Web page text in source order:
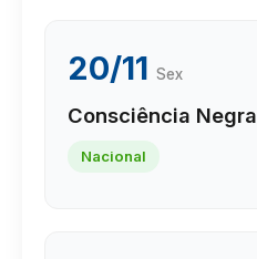
20/11 Sex
Consciência Negra
Nacional